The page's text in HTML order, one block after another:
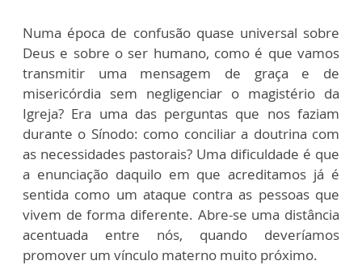
Numa época de confusão quase universal sobre
Deus e sobre o ser humano, como é que vamos
transmitir uma mensagem de graça e de
misericórdia sem negligenciar o magistério da
Igreja? Era uma das perguntas que nos faziam
durante o Sínodo: como conciliar a doutrina com
as necessidades pastorais? Uma dificuldade é que
a enunciação daquilo em que acreditamos já é
sentida como um ataque contra as pessoas que
vivem de forma diferente. Abre-se uma distância
acentuada entre nós, quando deveríamos
promover um vínculo materno muito próximo.